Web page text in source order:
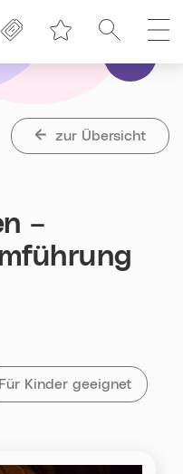
Suche
Freikarten
Termine auf Facebook
auf Instagram
zur Übersicht
–
Tag
Alle Veranstaltungen mit
Für Kinder geeignet